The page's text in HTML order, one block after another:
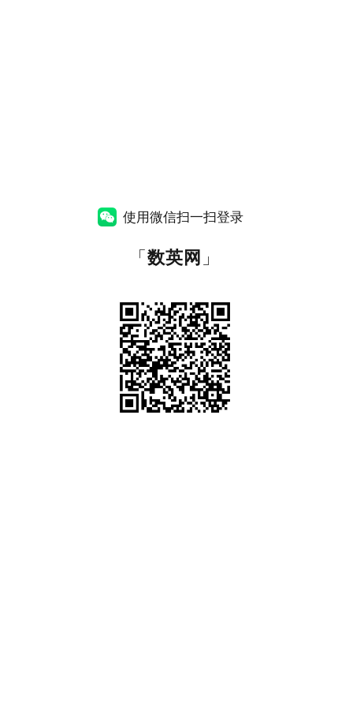
使用微信扫一扫登录
「数英网 」